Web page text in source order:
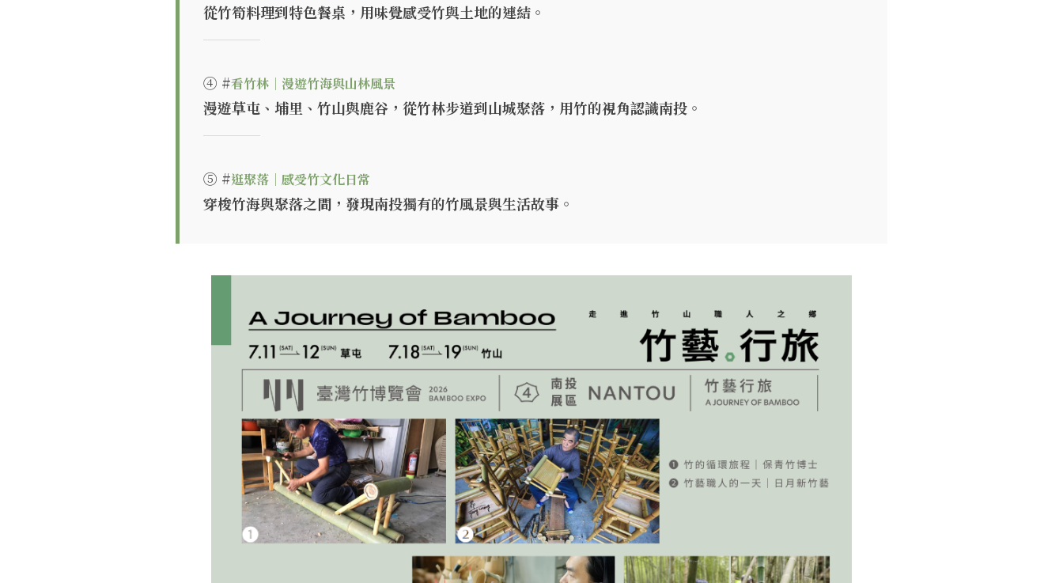
從竹筍料理到特色餐桌，用味覺感受竹與土地的連結。
──────
④ #看竹林｜漫遊竹海與山林風景
漫遊草屯、埔里、竹山與鹿谷，從竹林步道到山城聚落，用竹的視角認識南投。
──────
⑤ #逛聚落｜感受竹文化日常
穿梭竹海與聚落之間，發現南投獨有的竹風景與生活故事。